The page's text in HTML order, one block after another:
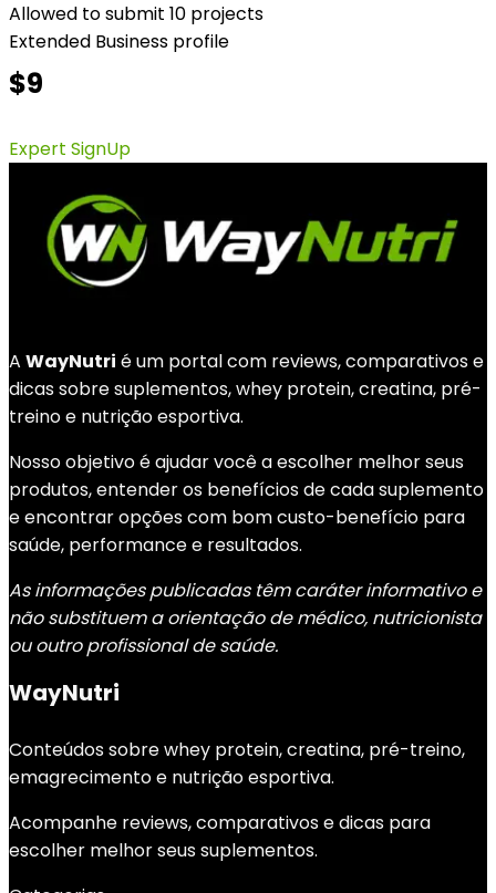
Allowed to submit 10 projects
Extended Business profile
$9
Expert SignUp
A WayNutri é um portal com reviews, comparativos e
dicas sobre suplementos, whey protein, creatina, pré-
treino e nutrição esportiva.
Nosso objetivo é ajudar você a escolher melhor seus
produtos, entender os benefícios de cada suplemento
e encontrar opções com bom custo-benefício para
saúde, performance e resultados.
As informações publicadas têm caráter informativo e
não substituem a orientação de médico, nutricionista
ou outro profissional de saúde.
WayNutri
Conteúdos sobre whey protein, creatina, pré-treino,
emagrecimento e nutrição esportiva.
Acompanhe reviews, comparativos e dicas para
escolher melhor seus suplementos.